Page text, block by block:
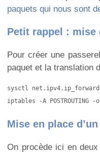
paquets qui nous sont
Petit rappel : mise
Pour créer une
paquet et la translation
sysctl
iptables -A POSTROUTING -
Mise en place
On procède ici en